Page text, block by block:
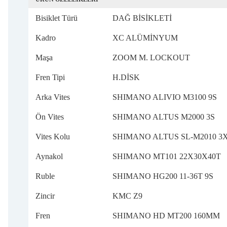
Bisiklet Türü DAĞ BİSİKLETİ
Kadro XC ALÜMİNYUM
Maşa ZOOM M. LOCKOUT
Fren Tipi H.DİSK
Arka Vites SHIMANO ALIVIO M3100 9S
Ön Vites SHIMANO ALTUS M2000 3S
Vites Kolu SHIMANO ALTUS SL-M2010
Aynakol SHIMANO MT101 22X30X40T
Ruble SHIMANO HG200 11-36T 9S
Zincir KMC Z9
Fren SHIMANO HD MT200 160MM